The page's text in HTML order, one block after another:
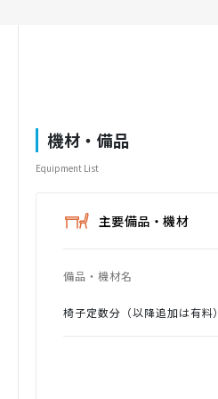
機材・備品
Equipment List
主要備品・機材
備品・機材名
椅子定数分（以降追加は有料）